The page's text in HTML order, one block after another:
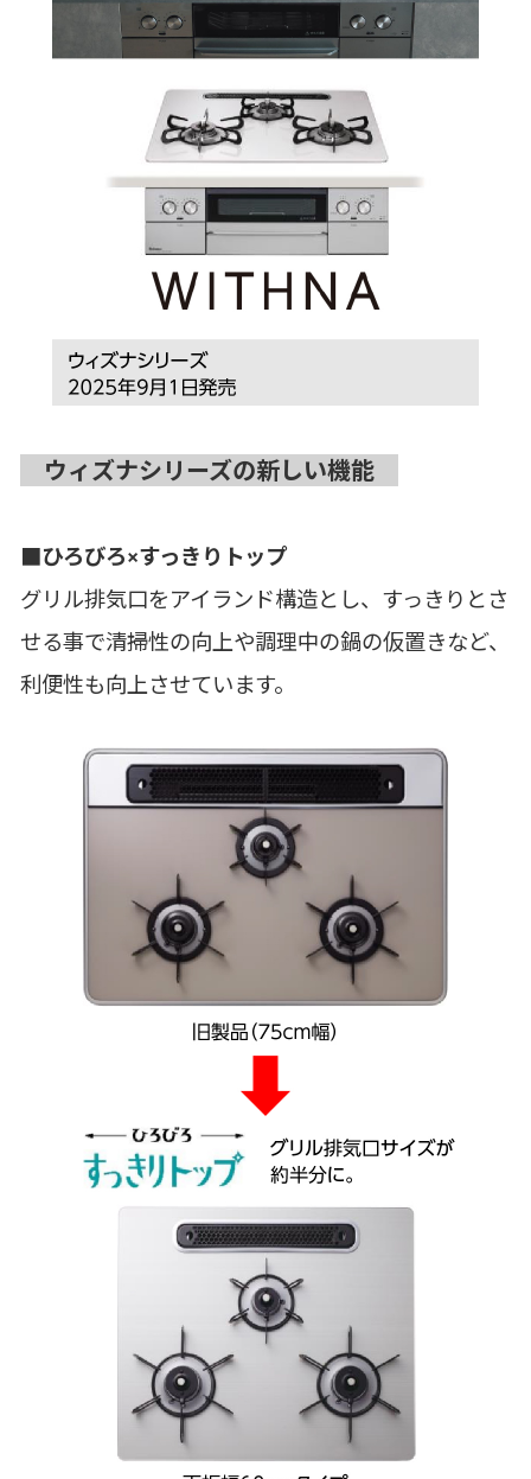
ウィズナシリーズの新しい機能
■ひろびろ×すっきりトップ
グリル排気口をアイランド構造とし、すっきりとさ
せる事で清掃性の向上や調理中の鍋の仮置きなど、
利便性も向上させています。